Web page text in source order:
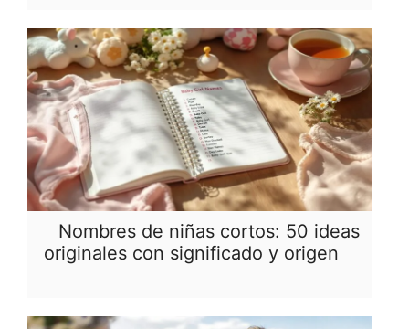
Nombres de niñas cortos: 50 ideas
originales con significado y origen